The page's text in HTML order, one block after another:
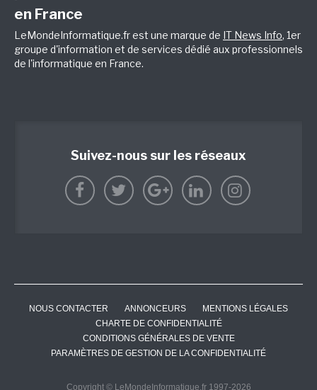
en France
LeMondeInformatique.fr est une marque de IT News Info, 1er
groupe d'information et de services dédié aux professionnels
de l'informatique en France.
Suivez-nous sur les réseaux
NOUS CONTACTER ANNONCEURS
MENTIONS LÉGALES
CHARTE DE CONFIDENTIALITÉ
CONDITIONS GÉNÉRALES DE VENTE
PARAMÈTRES DE GESTION DE LA CONFIDENTIALITÉ
Copyright © LeMondeInformatique.fr 1997-2026